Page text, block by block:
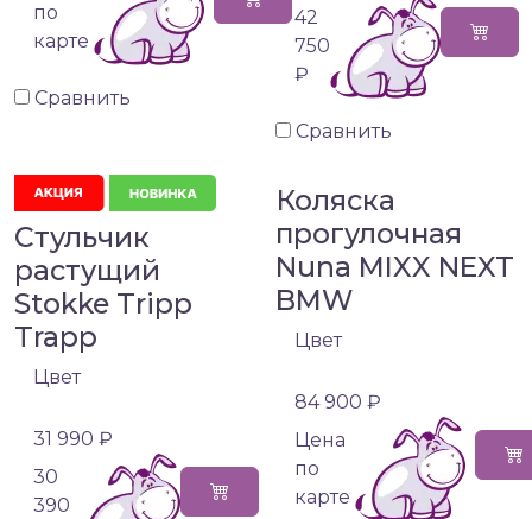
по
карте
Сравнить
42
750
₽
Сравнить
Стульчик
растущий
Stokke Tripp
Trapp
Цвет
31 990 ₽
30
390
Коляска
прогулочная
Nuna MIXX NEXT
BMW
Цвет
84 900 ₽
Цена
по
карте